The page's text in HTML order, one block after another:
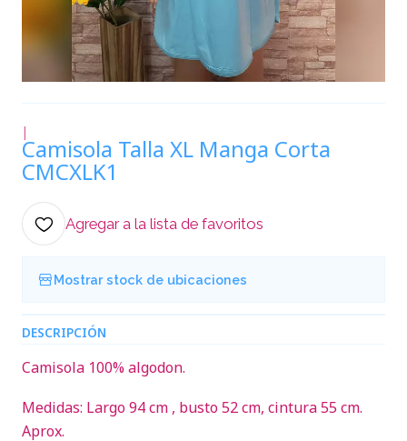
|
Camisola Talla XL Manga Corta
CMCXLK1
Agregar a la lista de favoritos
Mostrar stock de ubicaciones
DESCRIPCIÓN
Camisola 100% algodon.
Medidas: Largo 94 cm , busto 52 cm, cintura 55 cm.
Aprox.